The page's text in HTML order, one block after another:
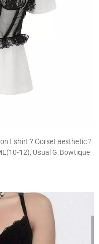
t shirt ? Corset aesthetic ?
12), Usual G.Bowtique